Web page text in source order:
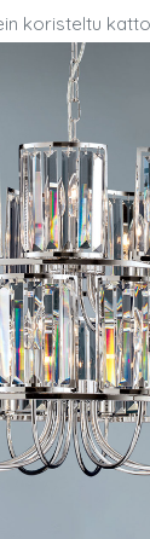
koristeltu